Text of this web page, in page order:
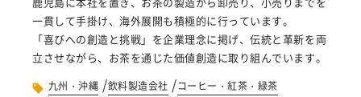
一貫して手掛け、海外展開も積極的に行っています。
「喜びへの創造と挑戦」を企業理念に掲げ、伝統と革新を両
立させながら、お茶を通じた価値創造に取り組んでいます。
九州・沖縄 /飲料製造会社 /コーヒー・紅茶・緑茶